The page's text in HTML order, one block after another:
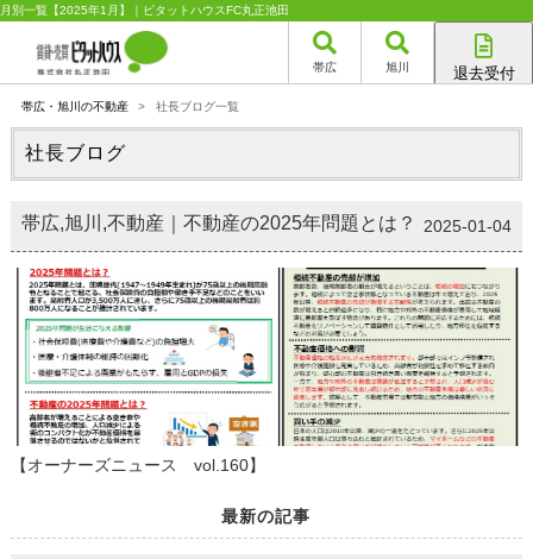
月別一覧【2025年1月】｜ピタットハウスFC丸正池田
帯広 旭川 退去受付
帯広・旭川の不動産 > 社長ブログ一覧
社長ブログ
帯広,旭川,不動産｜不動産の2025年問題とは？ 2025-01-04
【オーナーズニュース vol.160】
最新の記事